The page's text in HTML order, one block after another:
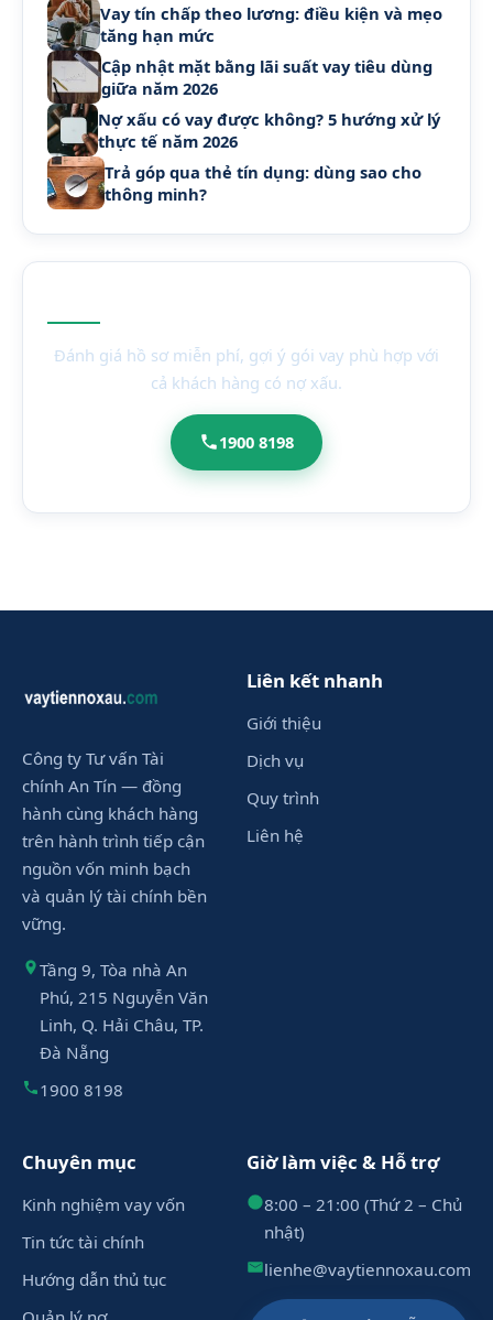
Vay tín chấp theo lương: điều kiện và mẹo
tăng hạn mức
Cập nhật mặt bằng lãi suất vay tiêu dùng
giữa năm 2026
Nợ xấu có vay được không? 5 hướng xử lý
thực tế năm 2026
Trả góp qua thẻ tín dụng: dùng sao cho
thông minh?
Đánh giá hồ sơ miễn phí, gợi ý gói vay phù hợp với
cả khách hàng có nợ xấu.
1900 8198
Công ty Tư vấn Tài
chính An Tín — đồng
hành cùng khách hàng
trên hành trình tiếp cận
nguồn vốn minh bạch
và quản lý tài chính bền
vững.
Tầng 9, Tòa nhà An
Phú, 215 Nguyễn Văn
Linh, Q. Hải Châu, TP.
Đà Nẵng
1900 8198
Liên kết nhanh
Giới thiệu
Dịch vụ
Quy trình
Liên hệ
Chuyên mục
Kinh nghiệm vay vốn
Tin tức tài chính
Hướng dẫn thủ tục
Giờ làm việc & Hỗ trợ
8:00 – 21:00 (Thứ 2 – Chủ
nhật)
lienhe@vaytiennoxau.com